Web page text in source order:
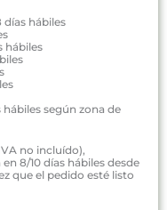
días hábiles
hábiles
hábiles según zona de
no incluído),
8/10 días hábiles desde
que el pedido esté listo